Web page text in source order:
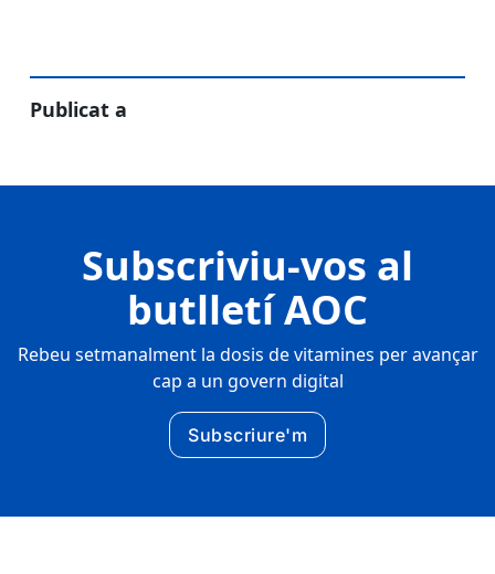
Publicat a
Subscriviu-vos al
butlletí AOC
Rebeu setmanalment la dosis de vitamines per avançar
cap a un govern digital
Subscriure'm